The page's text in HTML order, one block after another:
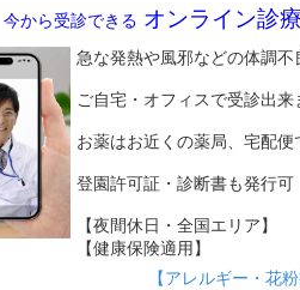
今から受診できる オンライン診療
急な発熱や風邪などの体調不
ご自宅・オフィスで受診出来
お薬はお近くの薬局、宅配便
登園許可証・診断書も発行可
【夜間休日・全国エリア】
【健康保険適用】
【アレルギー・花